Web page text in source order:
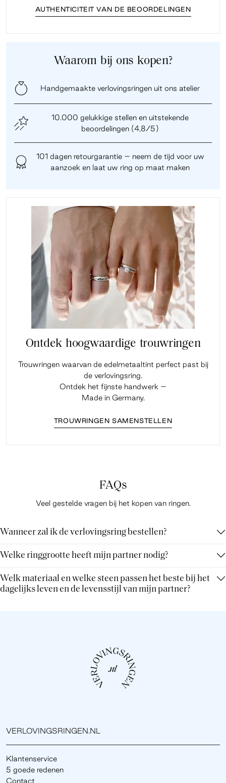
AUTHENTICITEIT VAN DE BEOORDELINGEN
Waarom bij ons kopen?
Handgemaakte verlovingsringen uit ons atelier
10.000 gelukkige stellen en uitstekende
beoordelingen (4,8/5)
101 dagen retourgarantie – neem de tijd voor uw
aanzoek en laat uw ring op maat maken
Ontdek hoogwaardige trouwringen
Trouwringen waarvan de edelmetaaltint perfect past bij
de verlovingsring.
Ontdek het fijnste handwerk –
Made in Germany.
TROUWRINGEN SAMENSTELLEN
FAQs
Veel gestelde vragen bij het kopen van ringen.
Wanneer zal ik de verlovingsring bestellen?
Welke ringgrootte heeft mijn partner nodig?
Welk materiaal en welke steen passen het beste bij het
dagelijks leven en de levensstijl van mijn partner?
VERLOVINGSRINGEN.NL
Klantenservice
5 goede redenen
Contact